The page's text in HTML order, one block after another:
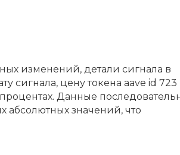
изменений, детали сигнала в
сигнала, цену токена aave id 723
Данные
абсолютных значений, что